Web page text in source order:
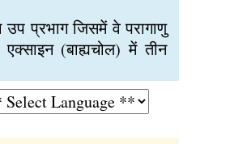
उप प्रभाग जिसमें वे परागाणु
(बाह्यचोल) में तीन